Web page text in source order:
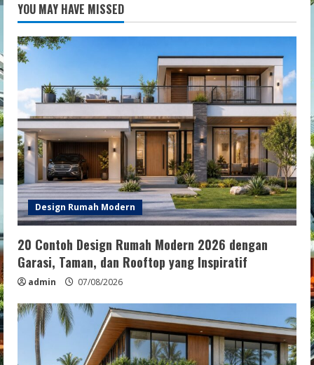
YOU MAY HAVE MISSED
Design Rumah Modern
20 Contoh Design Rumah Modern 2026 dengan
Garasi, Taman, dan Rooftop yang Inspiratif
admin 07/08/2026